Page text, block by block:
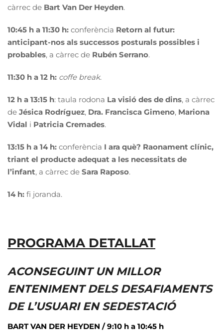
càrrec de Bart Van Der Heyden.
10:45 h a 11:30 h: conferència Retorn al futur:
anticipant-nos als successos posturals possibles i
probables, a càrrec de Rubén Serrano.
11:30 h a 12 h: coffe break.
12 h a 13:15 h: taula rodona La visió des de dins, a càrrec
de Jésica Rodríguez, Dra. Francisca Gimeno, Mariona
Vidal i Patricia Cremades.
13:15 h a 14 h: conferència I ara què? Raonament clínic,
triant el producte adequat a les necessitats de
l’infant, a càrrec de Sara Raposo.
14 h: fi joranda.
PROGRAMA DETALLAT
ACONSEGUINT UN MILLOR
ENTENIMENT DELS DESAFIAMENTS
DE L’USUARI EN SEDESTACIÓ
BART VAN DER HEYDEN /9:10 h a 10:45 h